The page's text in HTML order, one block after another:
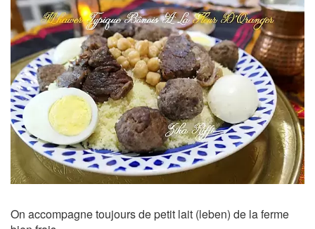
On accompagne toujours de petit lait (leben) de la ferme